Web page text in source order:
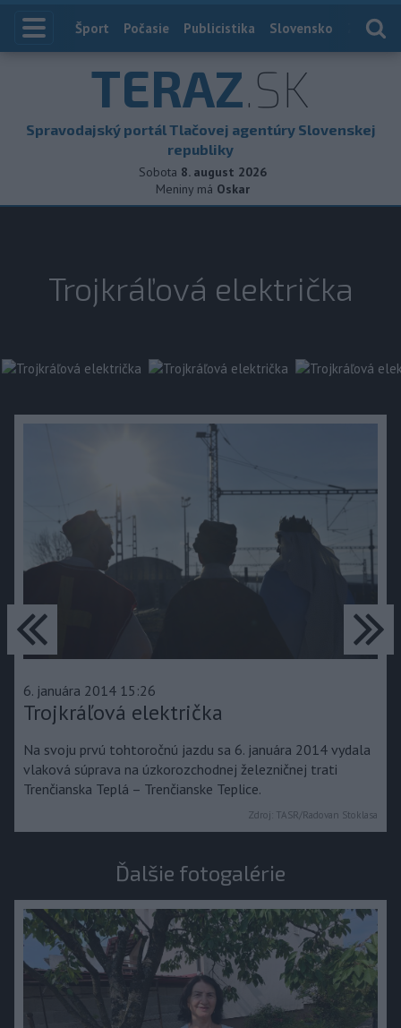
Index
Šport Počasie Publicistika Slovensko
TERAZ.SK
Spravodajský portál Tlačovej agentúry Slovenskej
republiky
Sobota 8. august 2026
Meniny má Oskar
Trojkráľová električka
6. januára 2014 15:26
Trojkráľová električka
Na svoju prvú tohtoročnú jazdu sa 6. januára 2014 vydala
vlaková súprava na úzkorozchodnej železničnej trati
Trenčianska Teplá – Trenčianske Teplice.
Zdroj: TASR/Radovan Stoklasa
predchádzajúce
Ďalšie fotogalérie